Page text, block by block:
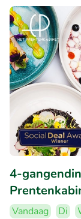
4-
Vandaag Di